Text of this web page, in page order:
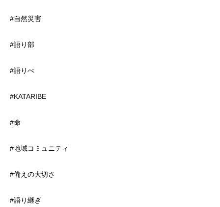
#自然災害
#語り部
#語りべ
#KATARIBE
#命
#地域コミュニティ
#備えの大切さ
#語り継ぎ